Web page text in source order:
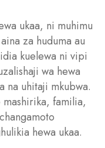
ukaa, ni muhimu
za huduma au
kuelewa ni vipi
wa hewa
na uhitaji mkubwa.
mashirika, familia,
hewa ukaa.